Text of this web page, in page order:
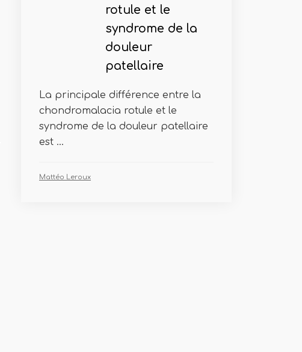
rotule et le
syndrome de la
douleur
patellaire
La principale différence entre la
chondromalacia rotule et le
syndrome de la douleur patellaire
est ...
Mattéo Leroux